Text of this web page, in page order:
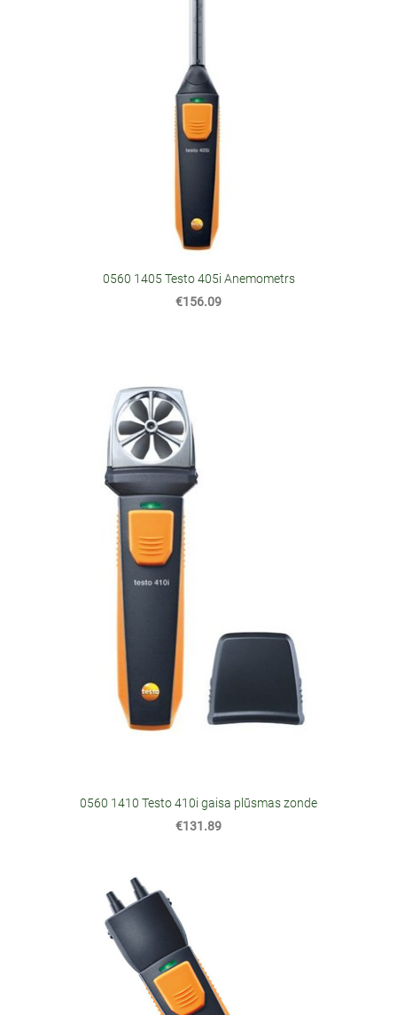
0560 1405 Testo 405i Anemometrs
€156.09
0560 1410 Testo 410i gaisa plūsmas zonde
€131.89